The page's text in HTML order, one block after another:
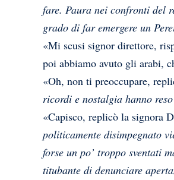
fare. Paura nei confronti del
grado di far emergere un
«Mi scusi signor direttore,
poi abbiamo avuto gli arabi,
«Oh, non ti preoccupare,
ricordi e nostalgia hanno
«Capisco, replicò la signora
politicamente disimpegnato
forse un po’ troppo sventati
titubante di denunciare